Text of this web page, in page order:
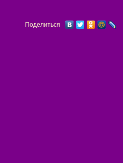
Поделиться